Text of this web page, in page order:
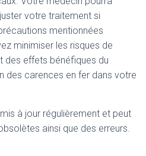
votre traitement si
mentionnées
minimiser les risques de
des effets bénéfiques du
des carences en fer dans votre
à jour régulièrement et peut
ainsi que des erreurs.